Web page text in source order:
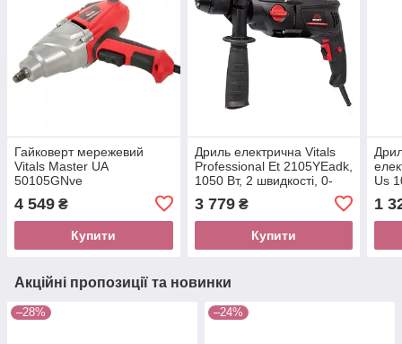
Гайковерт мережевий
Vitals Master UA
50105GNve
4 549 ₴
Купити
Дриль електрична Vitals
Professional Et 2105YEadk,
1050 Вт, 2 швидкості, 0-
реверс
3 779₴
Купити
Us
1
Акційні пропозиції та новинки
–28% –24%